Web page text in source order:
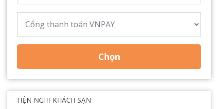
Chọn
TIỆN NGHI KHÁCH SẠN